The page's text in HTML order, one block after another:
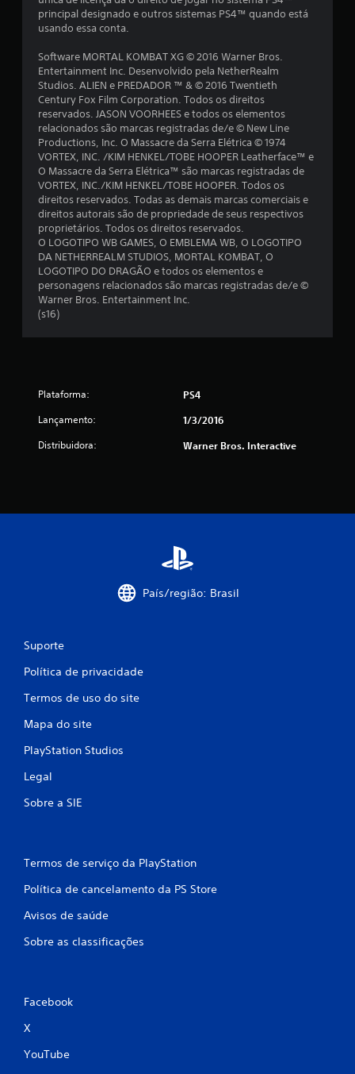
c
s
i
f
a
õ
principal designado e outros sistemas PS4™ quando está
usando essa conta.
Software MORTAL KOMBAT XG © 2016 Warner Bros.
Entertainment Inc. Desenvolvido pela NetherRealm
Studios. ALIEN e PREDADOR ™ & © 2016 Twentieth
Century Fox Film Corporation. Todos os direitos
reservados. JASON VOORHEES e todos os elementos
relacionados são marcas registradas de/e © New Line
Productions, Inc. O Massacre da Serra Elétrica © 1974
VORTEX, INC. /KIM HENKEL/TOBE HOOPER Leatherface™ e
O Massacre da Serra Elétrica™ são marcas registradas de
VORTEX, INC./KIM HENKEL/TOBE HOOPER. Todos os
direitos reservados. Todas as demais marcas comerciais e
direitos autorais são de propriedade de seus respectivos
proprietários. Todos os direitos reservados.
O LOGOTIPO WB GAMES, O EMBLEMA WB, O LOGOTIPO
DA NETHERREALM STUDIOS, MORTAL KOMBAT, O
LOGOTIPO DO DRAGÃO e todos os elementos e
personagens relacionados são marcas registradas de/e ©
Warner Bros. Entertainment Inc.
(s16)
Plataforma: PS4
Lançamento: 1/3/2016
Distribuidora: Warner Bros. Interactive
País/região: Brasil
Suporte
Política de privacidade
Termos de uso do site
Mapa do site
PlayStation Studios
Legal
Sobre a SIE
Termos de serviço da PlayStation
Política de cancelamento da PS Store
Avisos de saúde
Sobre as classificações
Facebook
X
YouTube